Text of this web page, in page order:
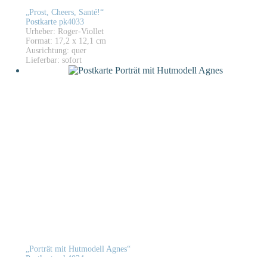
„Prost, Cheers, Santé!“
Postkarte pk4033
Urheber: Roger-Viollet
Format: 17,2 x 12,1 cm
Ausrichtung: quer
Lieferbar: sofort
„Porträt mit Hutmodell Agnes“